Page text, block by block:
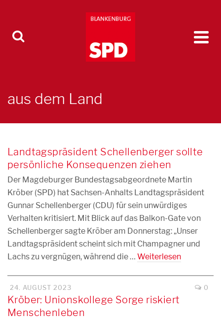
aus dem Land
Landtagspräsident Schellenberger sollte
persönliche Konsequenzen ziehen
Der Magdeburger Bundestagsabgeordnete Martin
Kröber (SPD) hat Sachsen-Anhalts Landtagspräsident
Gunnar Schellenberger (CDU) für sein unwürdiges
Verhalten kritisiert. Mit Blick auf das Balkon-Gate von
Schellenberger sagte Kröber am Donnerstag: „Unser
Landtagspräsident scheint sich mit Champagner und
Lachs zu vergnügen, während die … Weiterlesen
24. AUGUST 2023 0
Kröber: Unionskollege Sorge riskiert
Menschenleben